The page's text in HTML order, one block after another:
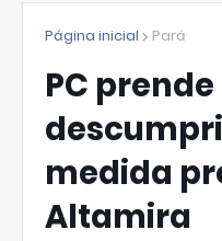
Página inicial Pará
PC
medida
Altamira